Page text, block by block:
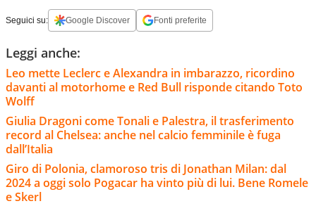
Seguici su: Google Discover Fonti preferite
Leggi anche:
Leo mette Leclerc e Alexandra in imbarazzo, ricordino
davanti al motorhome e Red Bull risponde citando Toto
Wolff
Giulia Dragoni come Tonali e Palestra, il trasferimento
record al Chelsea: anche nel calcio femminile è fuga
dall’Italia
Giro di Polonia, clamoroso tris di Jonathan Milan: dal
2024 a oggi solo Pogacar ha vinto più di lui. Bene Romele
e Skerl